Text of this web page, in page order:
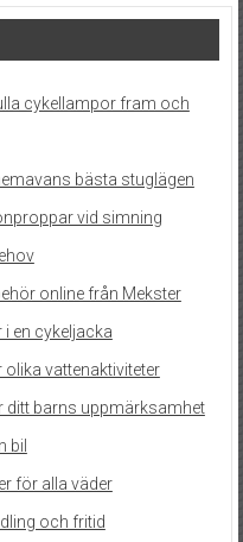
cykellampor fram och
bästa stuglägen
vid simning
online från Mekster
i en cykeljacka
vattenaktiviteter
barns uppmärksamhet
bil
för alla väder
och fritid